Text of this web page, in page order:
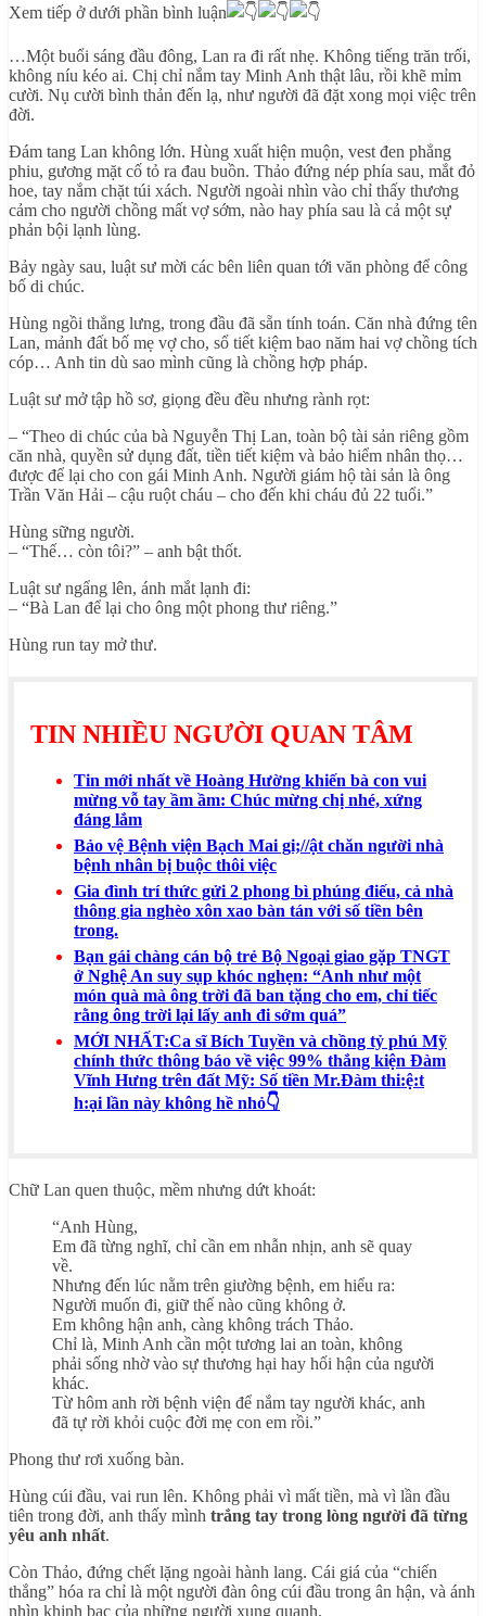
Xem tiếp ở dưới phần bình luận
…Một buổi sáng đầu đông, Lan ra đi rất nhẹ. Không tiếng trăn trối,
không níu kéo ai. Chị chỉ nắm tay Minh Anh thật lâu, rồi khẽ mỉm
cười. Nụ cười bình thản đến lạ, như người đã đặt xong mọi việc trên
đời.
Đám tang Lan không lớn. Hùng xuất hiện muộn, vest đen phẳng
phiu, gương mặt cố tỏ ra đau buồn. Thảo đứng nép phía sau, mắt đỏ
hoe, tay nắm chặt túi xách. Người ngoài nhìn vào chỉ thấy thương
cảm cho người chồng mất vợ sớm, nào hay phía sau là cả một sự
phản bội lạnh lùng.
Bảy ngày sau, luật sư mời các bên liên quan tới văn phòng để công
bố di chúc.
Hùng ngồi thẳng lưng, trong đầu đã sẵn tính toán. Căn nhà đứng tên
Lan, mảnh đất bố mẹ vợ cho, sổ tiết kiệm bao năm hai vợ chồng tích
cóp… Anh tin dù sao mình cũng là chồng hợp pháp.
Luật sư mở tập hồ sơ, giọng đều đều nhưng rành rọt:
– “Theo di chúc của bà Nguyễn Thị Lan, toàn bộ tài sản riêng gồm
căn nhà, quyền sử dụng đất, tiền tiết kiệm và bảo hiểm nhân thọ…
được để lại cho con gái Minh Anh. Người giám hộ tài sản là ông
Trần Văn Hải – cậu ruột cháu – cho đến khi cháu đủ 22 tuổi.”
Hùng sững người.
– “Thế… còn tôi?” – anh bật thốt.
Luật sư ngẩng lên, ánh mắt lạnh đi:
– “Bà Lan để lại cho ông một phong thư riêng.”
Hùng run tay mở thư.
TIN NHIỀU NGƯỜI QUAN TÂM
Tin mới nhất về Hoàng Hường khiến bà con vui
mừng vỗ tay ầm ầm: Chúc mừng chị nhé, xứng
đáng lắm
Bảo vệ Bệnh viện Bạch Mai gi;//ật chăn người nhà
bệnh nhân bị buộc thôi việc
Gia đình trí thức gửi 2 phong bì phúng điếu, cả nhà
thông gia nghèo xôn xao bàn tán với số tiền bên
trong.
Bạn gái chàng cán bộ trẻ Bộ Ngoại giao gặp TNGT
ở Nghệ An suy sụp khóc nghẹn: “Anh như một
món quà mà ông trời đã ban tặng cho em, chỉ tiếc
rằng ông trời lại lấy anh đi sớm quá”
MỚI NHẤT:Ca sĩ Bích Tuyền và chồng tỷ phú Mỹ
chính thức thông báo về việc 99% thắng kiện Đàm
Vĩnh Hưng trên đất Mỹ: Số tiền Mr.Đàm thi:ệ:t
h:ại lần này không hề nhỏ👇
Chữ Lan quen thuộc, mềm nhưng dứt khoát:
“Anh Hùng,
Em đã từng nghĩ, chỉ cần em nhẫn nhịn, anh sẽ quay
về.
Nhưng đến lúc nằm trên giường bệnh, em hiểu ra:
Người muốn đi, giữ thế nào cũng không ở.
Em không hận anh, càng không trách Thảo.
Chỉ là, Minh Anh cần một tương lai an toàn, không
phải sống nhờ vào sự thương hại hay hối hận của người
khác.
Từ hôm anh rời bệnh viện để nắm tay người khác, anh
đã tự rời khỏi cuộc đời mẹ con em rồi.”
Phong thư rơi xuống bàn.
Hùng cúi đầu, vai run lên. Không phải vì mất tiền, mà vì lần đầu
tiên trong đời, anh thấy mình trắng tay trong lòng người đã từng
yêu anh nhất.
Còn Thảo, đứng chết lặng ngoài hành lang. Cái giá của “chiến
thắng” hóa ra chỉ là một người đàn ông cúi đầu trong ân hận, và ánh
nhìn khinh bạc của những người xung quanh.